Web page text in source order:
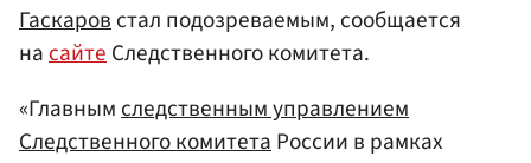
Гаскаровстал подозреваемым, сообщается
насайтеСледственного комитета.
«Главнымследственным управлением
Следственного комитетаРоссии в рамках